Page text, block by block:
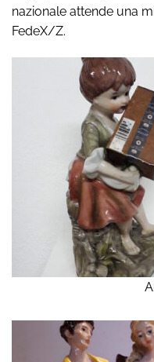
nazionale attende una
FedeX/Z.